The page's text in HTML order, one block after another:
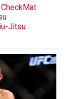
CheckMat
Jitsu